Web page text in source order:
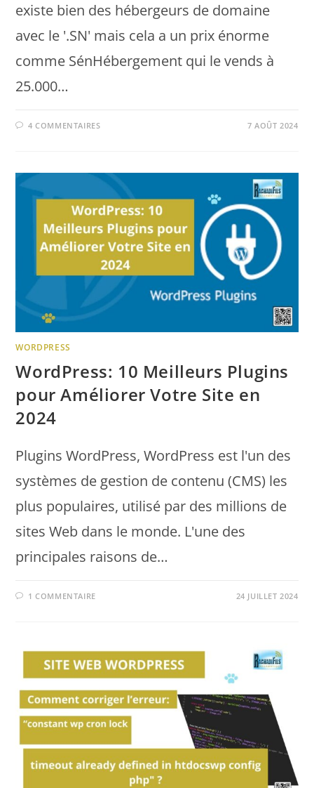
existe bien des hébergeurs de domaine
avec le '.SN' mais cela a un prix énorme
comme SénHébergement qui le vends à
25.000…
4 COMMENTAIRES 7 AOÛT 2024
WORDPRESS
WordPress: 10 Meilleurs Plugins
pour Améliorer Votre Site en
2024
Plugins WordPress, WordPress est l'un des
systèmes de gestion de contenu (CMS) les
plus populaires, utilisé par des millions de
sites Web dans le monde. L'une des
principales raisons de…
1 COMMENTAIRE 24 JUILLET 2024